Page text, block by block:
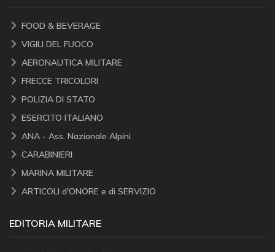
FOOD & BEVERAGE
VIGILI DEL FUOCO
AERONAUTICA MILITARE
FRECCE TRICOLORI
POLIZIA DI STATO
ESERCITO ITALIANO
ANA - Ass. Nazionale Alpini
CARABINIERI
MARINA MILITARE
ARTICOLI d'ONORE e di SERVIZIO
EDITORIA MILITARE